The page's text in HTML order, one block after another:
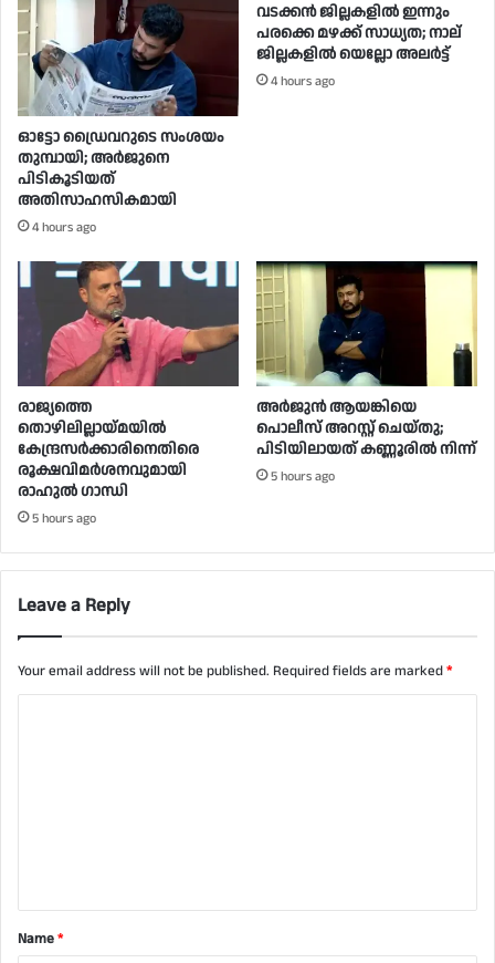
ഓട്ടോ ഡ്രൈവറുടെ സംശയം
തുമ്പായി; അര്‍ജുനെ
പിടികൂടിയത്
അതിസാഹസികമായി
4 hours ago
വടക്കൻ ജില്ലകളിൽ ഇന്നും
പരക്കെ മഴക്ക് സാധ്യത; നാല്
ജില്ലകളിൽ യെല്ലോ അലർട്ട്
4 hours ago
രാജ്യത്തെ
തൊഴിലില്ലായ്മയിൽ
കേന്ദ്രസർക്കാരിനെതിരെ
രൂക്ഷവിമർശനവുമായി
രാഹുൽ ഗാന്ധി
5 hours ago
അർജുൻ ആയങ്കിയെ
പൊലീസ് അറസ്റ്റ് ചെയ്‌തു;
പിടിയിലായത് കണ്ണൂരിൽ നിന്ന്
5 hours ago
Leave a Reply
Your email address will not be published. Required fields are marked*
t
*Name*